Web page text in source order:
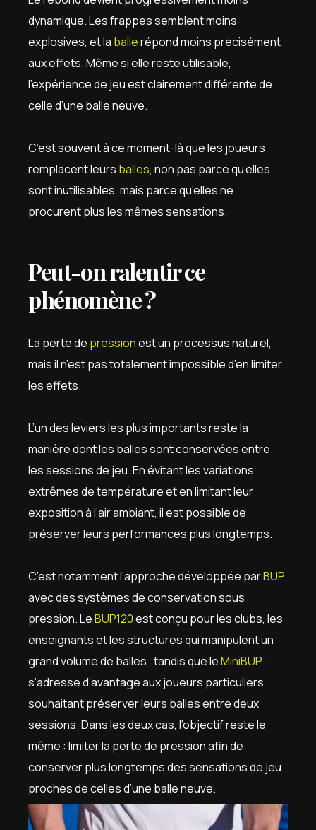
dynamique. Les frappes semblent moins
explosives, et la ballerépond moins précisément
aux effets. Même si elle reste utilisable,
l’expérience de jeu est clairement différente de
celle d’une balle neuve.
C’est souvent à ce moment-là que les joueurs
remplacent leurs balles, non pas parce qu’elles
sont inutilisables, mais parce qu’elles ne
procurent plus les mêmes sensations.
Peut-on ralentir ce
phénomène ?
La perte de pressionest un processus naturel,
mais il n’est pas totalement impossible d’en limiter
les effets.
L’un des leviers les plus importants reste la
manière dont les balles sont conservées entre
les sessions de jeu. En évitant les variations
extrêmes de température et en limitant leur
exposition à l’air ambiant, il est possible de
préserver leurs performances plus longtemps.
C’est notamment l’approche développée parBUP
avec des systèmes de conservation sous
pression. LeBUP120est conçu pour les clubs, les
enseignants et les structures qui manipulent un
grand volume de balles , tandis que leMiniBUP
s’adresse d’avantage aux joueurs particuliers
souhaitant préserver leurs balles entre deux
sessions. Dans les deux cas, l’objectif reste le
même : limiter la perte de pression afin de
conserver plus longtemps des sensations de jeu
proches de celles d’une balle neuve.